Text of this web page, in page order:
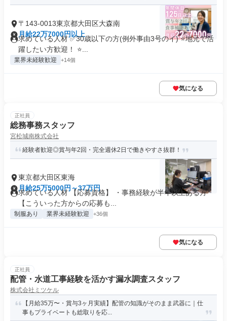
〒143-0013東京都大田区大森南
月給22万7000円以上
求めている人材 ✅30歳以下の方(例外事由3号のイ) ⭐地元で活
躍したい方歓迎！ ⭐...
業界未経験歓迎 +14個
気になる
正社員
総務事務スタッフ
宮松城南株式会社
経験者歓迎◎賞与年2回・完全週休2日で働きやすさ抜群！
東京都大田区東海
月給25万5000円～37万円
求めている人材 【応募資格】 ・事務経験が半年以上ある方
【こういった方からの応募も...
制服あり 業界未経験歓迎 +36個
気になる
正社員
配管・水道工事経験を活かす漏水調査スタッフ
株式会社ミツケル
【月給35万〜・賞与3ヶ月実績】配管の知識がそのまま武器に｜仕
事もプライベートも総取りを応...